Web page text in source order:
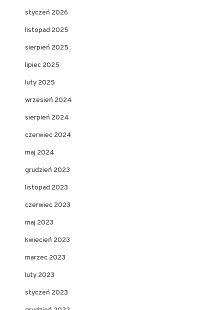
styczeń 2026
listopad 2025
sierpień 2025
lipiec 2025
luty 2025
wrzesień 2024
sierpień 2024
czerwiec 2024
maj 2024
grudzień 2023
listopad 2023
czerwiec 2023
maj 2023
kwiecień 2023
marzec 2023
luty 2023
styczeń 2023